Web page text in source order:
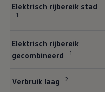
Elektrisch rijbereik stad
1
Elektrisch rijbereik
gecombineerd
1
Verbruik laag 2